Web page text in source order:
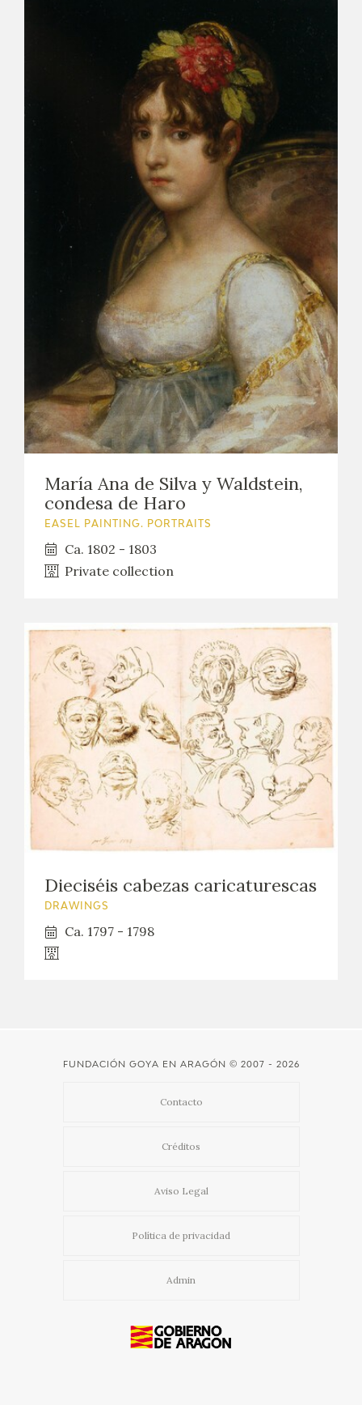
María Ana de Silva y Waldstein,
condesa de Haro
EASEL PAINTING. PORTRAITS
Ca. 1802 - 1803
Private collection
Dieciséis cabezas caricaturescas
DRAWINGS
Ca. 1797 - 1798
FUNDACIÓN GOYA EN ARAGÓN © 2007 - 2026
Contacto
Créditos
Aviso Legal
Política de privacidad
Admin